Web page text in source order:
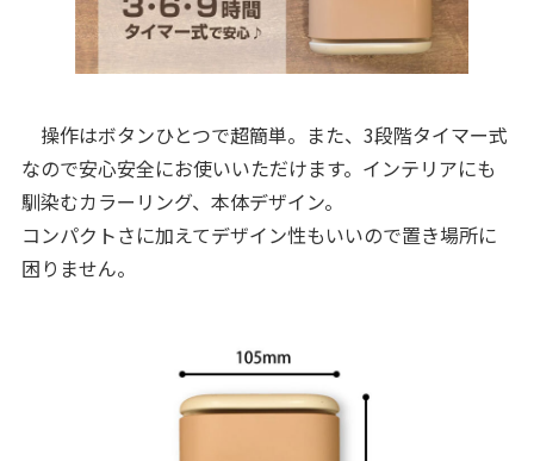
操作はボタンひとつで超簡単。また、3段階タイマー式
なので安心安全にお使いいただけます。インテリアにも
馴染むカラーリング、本体デザイン。
コンパクトさに加えてデザイン性もいいので置き場所に
困りません。